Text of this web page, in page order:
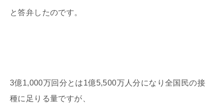
と答弁したのです。
3億1,000万回分とは1億5,500万人分になり全国民の接
種に足りる量ですが、